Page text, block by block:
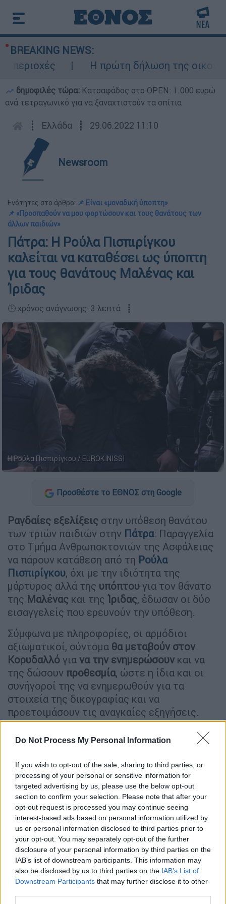
Do Not Process My Personal Information
If you wish to opt-out of the sale, sharing to third parties, or
processing of your personal or sensitive information for
targeted advertising by us, please use the below opt-out
section to confirm your selection. Please note that after your
opt-out request is processed you may continue seeing
interest-based ads based on personal information utilized by
us or personal information disclosed to third parties prior to
your opt-out. You may separately opt-out of the further
disclosure of your personal information by third parties on the
IAB’s list of downstream participants. This information may
also be disclosed by us to third parties on the IAB’s List of
Downstream Participants that may further disclose it to other
BREAKING NEWS:
Η πρώτη δήλωση της
δημοφιλές τώρα: Κατσαφάδος στο OPEN: 1.000 ευρώ
ανά τετραγωνικό για να ξαναχτιστούν τα σπίτια
┋ Ελλάδα ┋ 29.06.2022 11:10
Newsroom
Ενότητες στο άρθρο: 📌 Είναι «μοναδική ύποπτη»
📌 «Προσπαθούν να μου φορτώσουν και τους θανάτους των
άλλων παιδιών»
Πάτρα: Η Ρούλα Πισπιρίγκου
καλείται να καταθέσει ως ύποπτη
για τους θανάτους Μαλένας και
Ίριδας
🕛 χρόνος ανάγνωσης: 3 λεπτά ┋
Η Ρούλα Πισπιρίγκου / EUROKINISSI
Προσθέστε το ΕΘΝΟΣ στη Google
Ραγδαίες εξελίξεις στην υπόθεση θανάτου
των τριών παιδιών στην Πάτρα: Παραγγελία
στο Τμήμα Ανθρωποκτονιών της Ασφάλειας
να πάρουν κατάθεση από τη Ρούλα
Πισπιρίγκου, όχι με την ιδιότητα της
μάρτυρος αλλά της υπόπτου για τον θάνατο
της Μαλένας και της Ίριδας, έδωσαν οι δύο
εισαγγελείς που ερευνούν την υπόθεση.
Σύμφωνα με πληροφορίες, οι αρμόδιοι
αξιωματικοί, σύντομα θα μεταβούν στον
Κορυδαλλό για να την ενημερώσουν και να
της δώσουν προθεσμία, ώστε η ίδια και οι
συνήγοροί της να ενημερωθούν για τα
στοιχεία της δικογραφίας και να
προετοιμάσουν τις αναγκαίες εξηγήσεις.
Είναι «μοναδική ύποπτη»
μελέτησαν τονφάκελοτης προανακριτικής
δικογραφίας, κατέληξαν στο συμπέρασμα ότι
μοναδική ύποπτηείναι η μητέρα των
παιδιών.
Μετά τις εξηγήσεις που θα δώσει η Ρούλα
Πισπιρίγκου, η δικογραφία θα επιστρέψει
στους εισαγγελείς, οι οποίοι θα
αποφασίσουν εάν θα ασκήσουν ποινική
δίωξη σε βάρος της.